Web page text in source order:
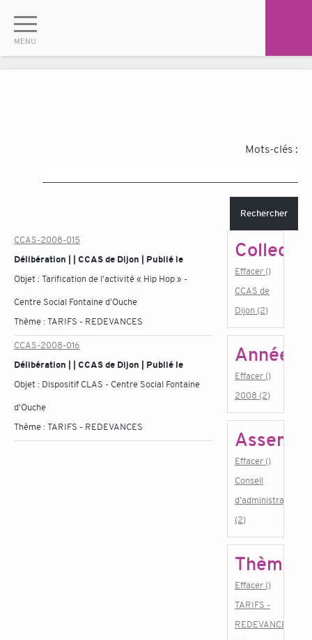
Mots-clés :
Rechercher
CCAS-2008-015
Délibération | | CCAS de Dijon | Publié le
Objet :Tarification de l'activité « Hip Hop » -
Centre Social Fontaine d'Ouche
Thème :TARIFS - REDEVANCES
CCAS-2008-016
Délibération | | CCAS de Dijon | Publié le
Objet : Dispositif CLAS - Centre Social Fontaine
d'Ouche
Thème :TARIFS - REDEVANCES
Effacer ()
CCAS de
Dijon (2)
Année
Effacer ()
2008 (2)
Effacer ()
Conseil
d'administration
(2)
Thème
Effacer ()
TARIFS -
REDEVANCES